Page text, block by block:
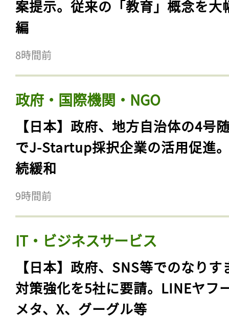
案提示。従来の「教育」概念を大
編
8時間前
政府・国際機関・NGO
【日本】政府、地方自治体の4号
でJ-Startup採択企業の活用促進
続緩和
9時間前
IT・ビジネスサービス
【日本】政府、SNS等でのなりす
対策強化を5社に要請。LINEヤフ
メタ、X、グーグル等